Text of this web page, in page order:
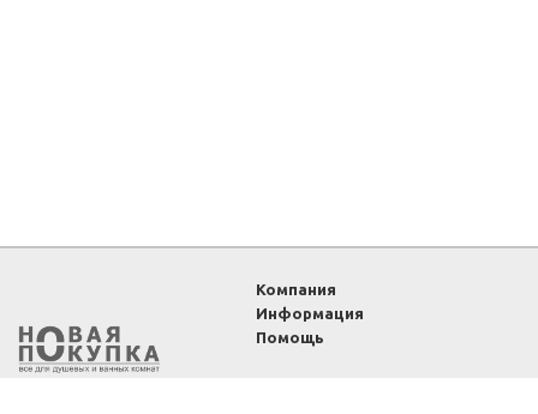
Компания
Информация
Помощь